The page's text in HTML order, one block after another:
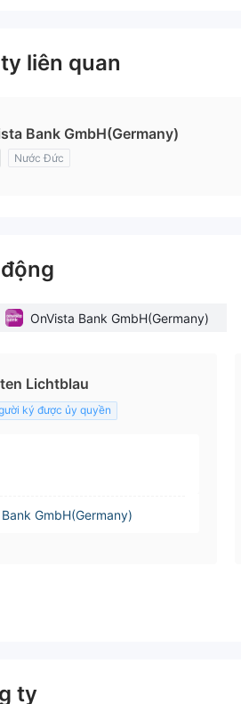
liên quan
Bank GmbH(Germany)
Nước Đức
OnVista Bank GmbH(Germany)
Lichtblau
ký được ủy quyền
GmbH(Germany)
ty